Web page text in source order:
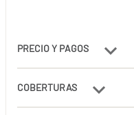
PRECIO Y PAGOS
COBERTURAS